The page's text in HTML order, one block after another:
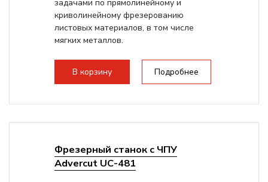
задачами по прямолинейному и
криволинейному фрезерованию
листовых материалов, в том числе
мягких металлов.
В корзину Подробнее
Фрезерный станок с ЧПУ
Advercut UС-481